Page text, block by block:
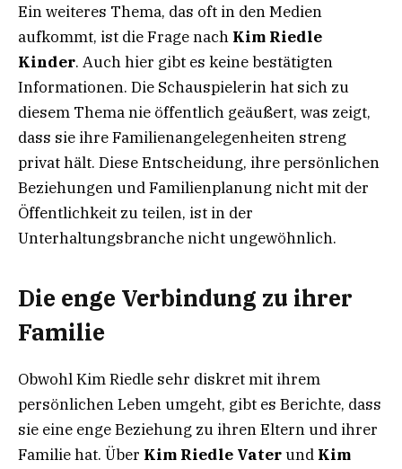
Ein weiteres Thema, das oft in den Medien
aufkommt, ist die Frage nach Kim Riedle
Kinder. Auch hier gibt es keine bestätigten
Informationen. Die Schauspielerin hat sich zu
diesem Thema nie öffentlich geäußert, was zeigt,
dass sie ihre Familienangelegenheiten streng
privat hält. Diese Entscheidung, ihre persönlichen
Beziehungen und Familienplanung nicht mit der
Öffentlichkeit zu teilen, ist in der
Unterhaltungsbranche nicht ungewöhnlich.
Die enge Verbindung zu ihrer
Familie
Obwohl Kim Riedle sehr diskret mit ihrem
persönlichen Leben umgeht, gibt es Berichte, dass
sie eine enge Beziehung zu ihren Eltern und ihrer
Familie hat. Über Kim Riedle Vaterund Kim